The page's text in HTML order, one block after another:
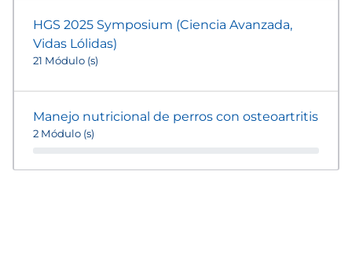
HGS 2025 Symposium (Ciencia Avanzada,
Vidas Lólidas)
21 Módulo (s)
Manejo nutricional de perros con osteoartritis
2 Módulo (s)